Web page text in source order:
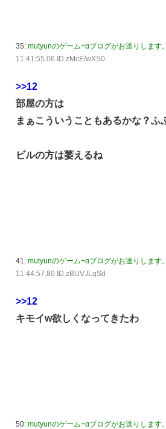
35: mutyunのゲーム+αブログがお送りします。
11:41:55.06 ID:zMcE/wXS0
>>12
部屋の方は
まぁこういうこともあるかな？
ビルの方は萎えるね
41: mutyunのゲーム+αブログがお送りします。
11:44:57.80 ID:zBUVJLqSd
>>12
キモイw欲しくなってきたわ
50: mutyunのゲーム+αブログがお送りします。